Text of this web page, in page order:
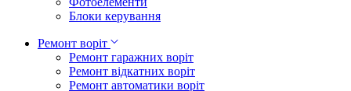
Блоки керування
Ремонт воріт
Ремонт гаражних воріт
Ремонт відкатних воріт
Ремонт автоматики воріт